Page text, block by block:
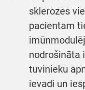
sklerozes
pacientam
nodrošināta
tuvinieku
ievadi un